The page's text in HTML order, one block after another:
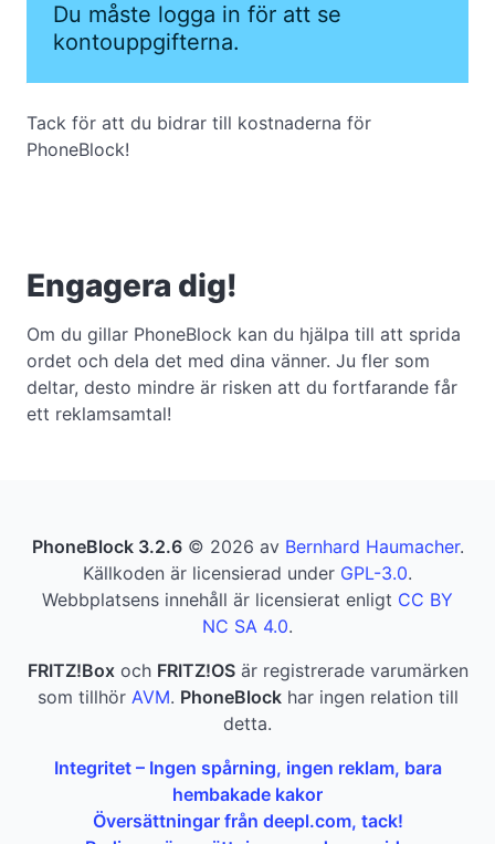
Du måste logga in för att se
kontouppgifterna.
Tack för att du bidrar till kostnaderna för
PhoneBlock!
Engagera dig!
Om du gillar PhoneBlock kan du hjälpa till att sprida
ordet och dela det med dina vänner. Ju fler som
deltar, desto mindre är risken att du fortfarande får
ett reklamsamtal!
PhoneBlock 3.2.6© 2026 av Bernhard Haumacher.
Källkoden är licensierad under GPL-3.0.
Webbplatsens innehåll är licensierat enligt CC BY
NC SA 4.0.
FRITZ!Boxoch FRITZ!OSär registrerade varumärken
som tillhör AVM. PhoneBlockhar ingen relation till
detta.
Integritet – Ingen spårning, ingen reklam, bara
hembakade kakor
Översättningar från deepl.com, tack!